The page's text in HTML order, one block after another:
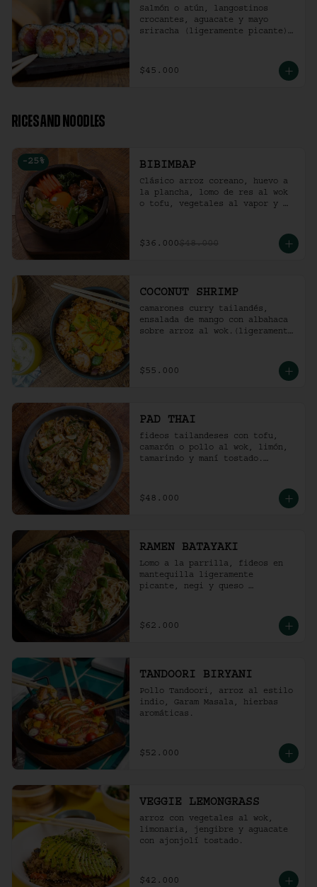
Salmón o atún, langostinos
crocantes, aguacate y mayo
sriracha (ligeramente picante).
$45.000
RICES AND NOODLES
-25 % BIBIMBAP
Clásico arroz coreano, huevo a
la plancha, lomo de res al wok
o tofu, vegetales al vapor y
$36.000$48.000
COCONUT SHRIMP
camarones curry tailandés,
ensalada de mango con albahaca
sobre arroz al wok.(ligeramente
$55.000
PAD THAI
fideos tailandeses con tofu,
camarón o pollo al wok, limón,
tamarindo y maní tostado.
$48.000
RAMEN BATAYAKI
Lomo a la parrilla, fideos en
mantequilla ligeramente
picante, negi y queso
$62.000
TANDOORI BIRYANI
Pollo Tandoori, arroz al estilo
indio, Garam Masala, hierbas
aromáticas.
$52.000
VEGGIE LEMONGRASS
arroz con vegetales al wok,
limonaria, jengibre y aguacate
con ajonjolí tostado.
$42.000